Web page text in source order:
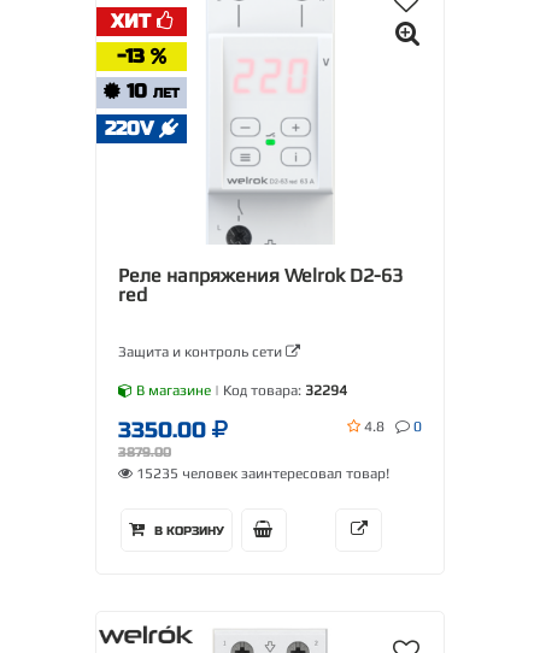
ХИТ
-13
10 ЛЕТ
220V
Реле напряжения Welrok D2-63
red
Защита и контроль сети
В магазине | Код товара: 32294
3350.00
3879.00
4.8 0
15235 человек заинтересовал товар!
В КОРЗИНУ